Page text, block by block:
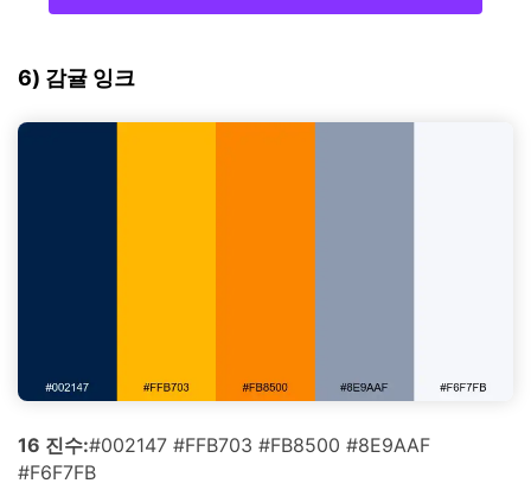
6) 감귤 잉크
16 진수:#002147 #FFB703 #FB8500 #8E9AAF
#F6F7FB